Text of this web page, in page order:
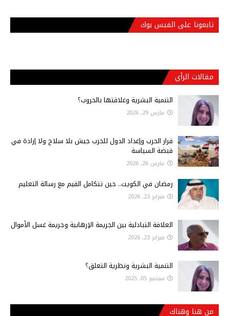
تابعونا على الفيس بوك
مقالات الرأي
التنمية البشرية وعلاقتها بالحروب؟
مارس 29, 2026
قرار الحرب وإعداد الدول للحرب جيش بلا سلاح ولا إرادة في
قبضة السياسة
مارس 26, 2026
رمضان في الكويت.. حين تتكامل القيم مع رسالة التعليم
فبراير 23, 2026
العلاقة التبادلية بين الجريمة الإرهابية وجريمة غسل الأموال
فبراير 23, 2026
التنمية البشرية ونظرية التعلق؟
سبتمبر 05, 2025
من هنا وهناك